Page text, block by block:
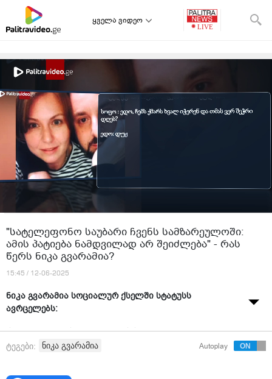
ყველა ვიდეო
"სატელეფონო საუბარი ჩვენს სამზარეულოში:
ამის პატიება ნამდვილად არ შეიძლება" - რას
წერს ნიკა გვარამია?
15:45 / 12-06-2025
ნიკა გვარამია სოციალურ ქსელში სტატუსს
ავრცელებს:
"სატელეფონო საუბარი ჩვენს სამზარეულოში:
სოფო : ედო, ჩემს ქმარს ხვალ იჭერენ და თმას ვერ
ტეგები: ნიკა გვარამია Autoplay